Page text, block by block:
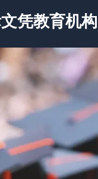
凭教育机构